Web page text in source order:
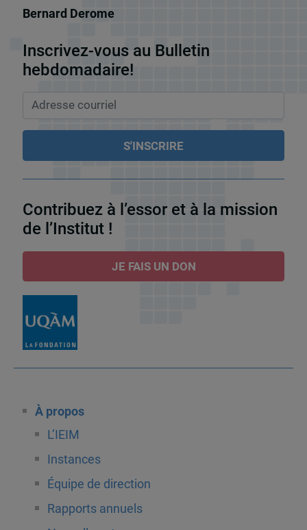
Bernard Derome
Inscrivez-vous au Bulletin
hebdomadaire!
Contribuez à l’essor et à la mission
de l’Institut !
JE FAIS UN DON
À propos
L’IEIM
Instances
Équipe de direction
Rapports annuels